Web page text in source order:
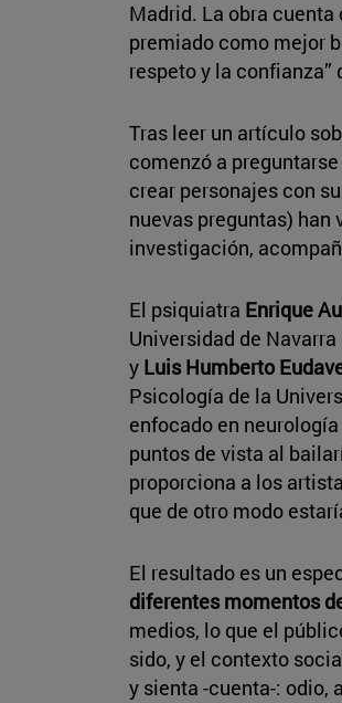
Madrid. La obra
premiado como mejor
respeto y la confianza”
Tras leer un artículo
comenzó a
crear personajes con
nuevas preguntas) han
investigación,
El psiquiatra Enrique
Universidad de Navarra
y Luis Humberto
Psicología de la
enfocado en
puntos de vista al
proporciona a los
que de otro modo
El resultado es un
diferentes momentos
medios, lo que el
sido, y el contexto
y sienta -cuenta-: odio,